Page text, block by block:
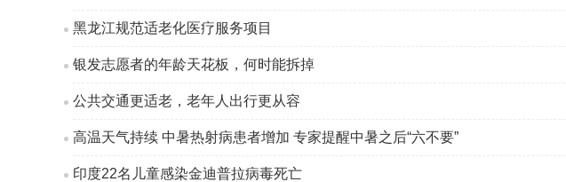
黑龙江规范适老化医疗服务项目
银发志愿者的年龄天花板，何时能拆掉
公共交通更适老，老年人出行更从容
高温天气持续 中暑热射病患者增加 专家提醒中暑之后“六不要”
印度22名儿童感染金迪普拉病毒死亡